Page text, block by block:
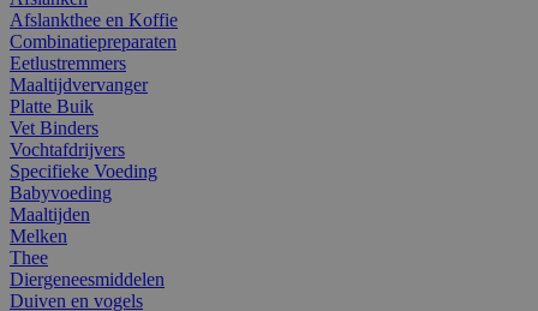
Afslankthee en Koffie
Combinatiepreparaten
Eetlustremmers
Maaltijdvervanger
Platte Buik
Vet Binders
Vochtafdrijvers
Specifieke Voeding
Babyvoeding
Maaltijden
Melken
Thee
Diergeneesmiddelen
Duiven en vogels